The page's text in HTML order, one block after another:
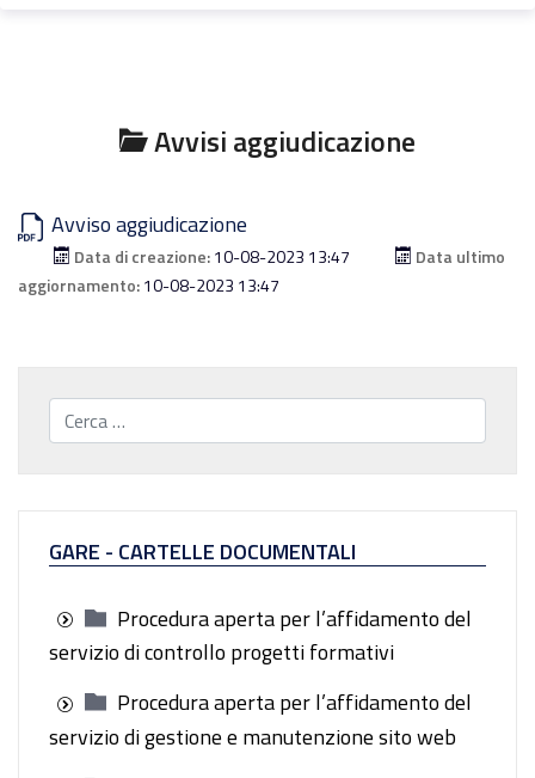
Avvisi aggiudicazione
Avviso aggiudicazione
Data di creazione:10-08-2023 13:47
Data ultimo
aggiornamento:10-08-2023 13:47
Cerca...
GARE - CARTELLE DOCUMENTALI
Procedura aperta per l’affidamento del
servizio di controllo progetti formativi
Procedura aperta per l’affidamento del
servizio di gestione e manutenzione sito web